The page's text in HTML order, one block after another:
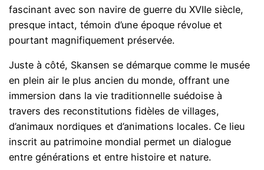
fascinant avec son navire de guerre du XVIIe siècle,
presque intact, témoin d’une époque révolue et
pourtant magnifiquement préservée.
Juste à côté, Skansen se démarque comme le musée
en plein air le plus ancien du monde, offrant une
immersion dans la vie traditionnelle suédoise à
travers des reconstitutions fidèles de villages,
d’animaux nordiques et d’animations locales. Ce lieu
inscrit au patrimoine mondial permet un dialogue
entre générations et entre histoire et nature.